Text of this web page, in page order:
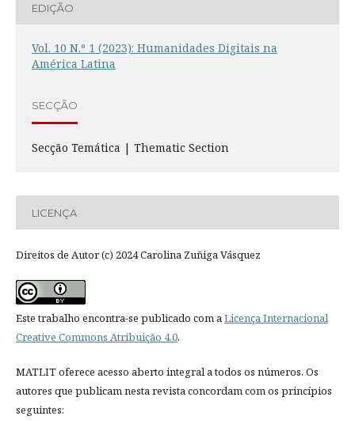
EDIÇÃO
Vol. 10 N.º 1 (2023): Humanidades Digitais na
América Latina
SECÇÃO
Secção Temática | Thematic Section
LICENÇA
Direitos de Autor (c) 2024 Carolina Zuñiga Vásquez
Este trabalho encontra-se publicado com aLicença Internacional
Creative Commons Atribuição 4.0.
MATLIT oferece acesso aberto integral a todos os números. Os
autores que publicam nesta revista concordam com os princípios
seguintes: